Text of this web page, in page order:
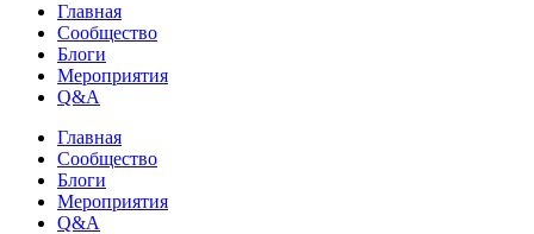
Главная
Сообщество
Блоги
Мероприятия
Q&A
Главная
Сообщество
Блоги
Мероприятия
Q&A